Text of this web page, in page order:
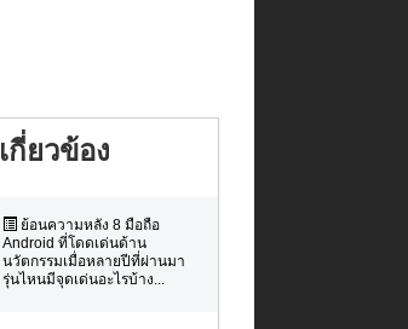
กี่ยวข้อง
ย้อนความหลัง 8 มือถือ
Android ที่โดดเด่นด้าน
นวัตกรรมเมื่อหลายปีที่ผ่านมา
รุ่นไหนมีจุดเด่นอะไรบ้าง...